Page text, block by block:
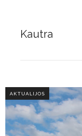
Kautra
AKTUALIJOS